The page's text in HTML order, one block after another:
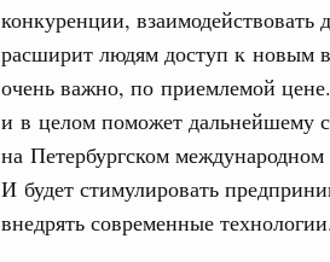
конкуренции,
расширит людям доступ к новым
очень важно, по приемлемой
и в целом поможет дальнейшему
на Петербургском
И будет стимулировать
внедрять современные